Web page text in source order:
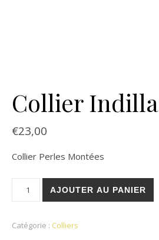
Collier Indilla
€23,00
Collier Perles Montées
quantité de Collier Indilla
AJOUTER AU PANIER
Catégorie : Colliers